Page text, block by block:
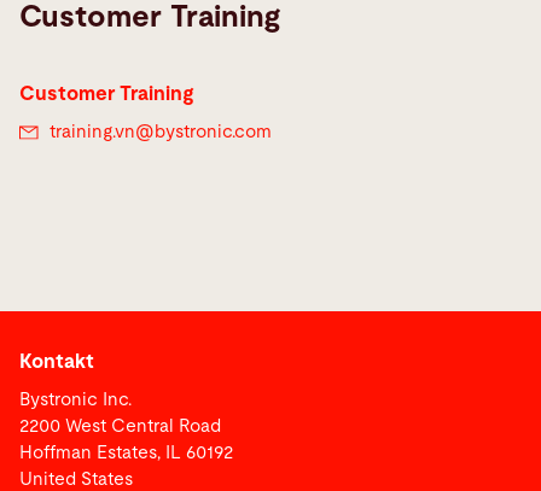
Customer Training
Customer Training
training.vn@ bystronic.com
Kontakt
Bystronic Inc.
2200 West Central Road
Hoffman Estates, IL 60192
United States